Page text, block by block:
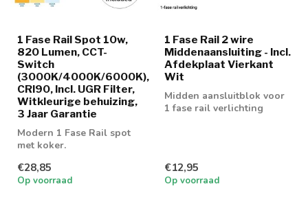
1 Fase Rail Spot 10w,
820 Lumen, CCT-
Switch
(3000K/4000K/6000K),
CRI90, Incl. UGR Filter,
Witkleurige behuizing,
3 Jaar Garantie
Modern 1 Fase Rail spot
met koker.
€28,85
Op voorraad
1 Fase Rail 2 wire
Middenaansluiting - Incl.
Afdekplaat Vierkant
Wit
Midden aansluitblok voor
1 fase rail verlichting
€12,95
Op voorraad